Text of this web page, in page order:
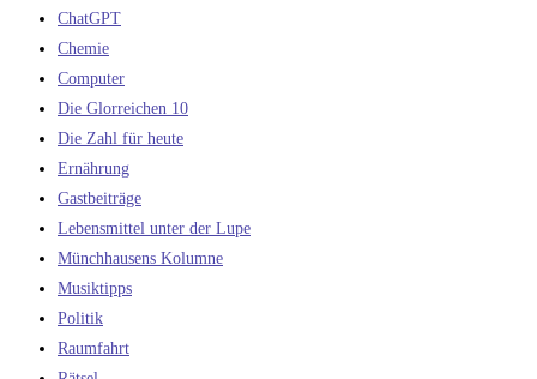
ChatGPT
Chemie
Computer
Die Glorreichen 10
Die Zahl für heute
Ernährung
Gastbeiträge
Lebensmittel unter der Lupe
Münchhausens Kolumne
Musiktipps
Politik
Raumfahrt